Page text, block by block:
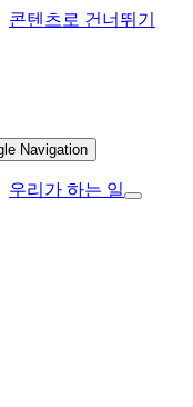
콘텐츠로 건너뛰기
Navigation
우리가 하는 일